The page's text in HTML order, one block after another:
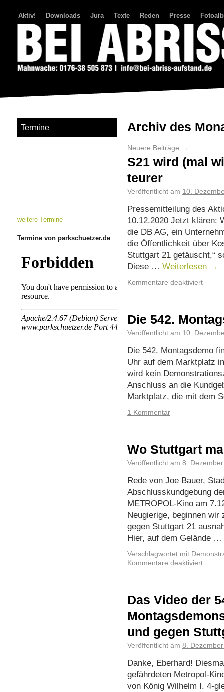
Aktiv! Downloads Jura Texte Reden Presse
Archiv des
Neuere Beiträge →
S21 wird (mal
teurer
Veröffentlicht am 10.
Pressemitteilung des
10.12.2020 Jetzt klären:
die DB AG, ein
die Öffentlichkeit über
Stuttgart 21 getäuscht,“
Diese … Weiterlesen →
Kommentare deaktiviert
Die 542.
Veröffentlicht am 10.
Die 542. Montagsdemo
Uhr auf dem Marktplatz
wird kein
Anschluss an die
Marktplatz, die mit dem
1 Kommentar
Wo Stuttgart
Veröffentlicht am 8.
Rede von Joe Bauer,
Abschlusskundgebung
METROPOL-Kino am
Neugierige, beginnen
gegen Stuttgart 21
Hier, auf dem Gelände …
Verschlagwortet mit
Kommentare deaktiviert
Das Video der
und gegen
Veröffentlicht am 8.
Danke, Eberhard!
gefährdeten Metropol-
von König Wilhelm I. 4-
Termine
weitere Termine
Termine von parkschuetzer.de